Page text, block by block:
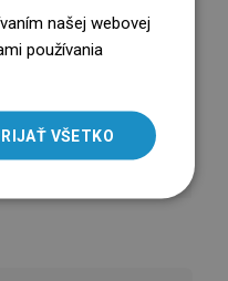
LITHUANIAN
ROMANIAN
našej webovej
používania
VŠETKO